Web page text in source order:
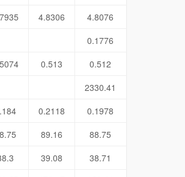
4.8306
4.8076
0.1776
0.513
0.512
2330.41
0.2118
0.1978
89.16
88.75
39.08
38.71